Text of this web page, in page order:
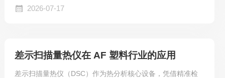
域，是探究物质热性能的核心工具。
2026-07-17
差示扫描量热仪在 AF 塑料行业的应用
差示扫描量热仪（DSC）作为热分析核心设备，凭借精准检